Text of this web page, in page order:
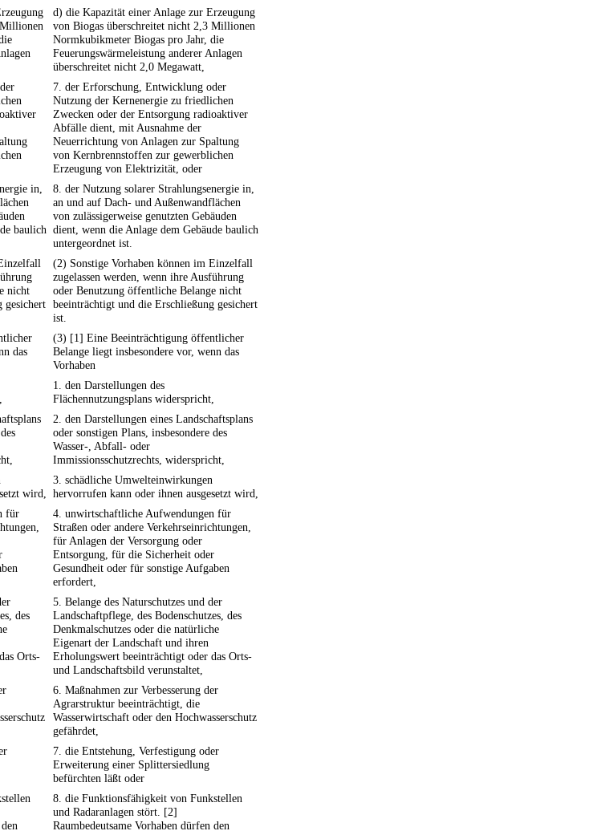
d) die Kapazität einer Anlage zur Erzeugung
von Biogas überschreitet nicht 2,3 Millionen
Normkubikmeter Biogas pro Jahr, die
Feuerungswärmeleistung anderer Anlagen
überschreitet nicht 2,0 Megawatt,
7. der Erforschung, Entwicklung oder
Nutzung der Kernenergie zu friedlichen
Zwecken oder der Entsorgung radioaktiver
Abfälle dient, mit Ausnahme der
Neuerrichtung von Anlagen zur Spaltung
von Kernbrennstoffen zur gewerblichen
Erzeugung von Elektrizität, oder
in,
baulich
8. der Nutzung solarer Strahlungsenergie in,
an und auf Dach- und Außenwandflächen
von zulässigerweise genutzten Gebäuden
dient, wenn die Anlage dem Gebäude baulich
untergeordnet ist.
nicht
gesichert
(2) Sonstige Vorhaben können im Einzelfall
zugelassen werden, wenn ihre Ausführung
oder Benutzung öffentliche Belange nicht
beeinträchtigt und die Erschließung gesichert
ist.
das
(3) [1] Eine Beeinträchtigung öffentlicher
Belange liegt insbesondere vor, wenn das
Vorhaben
1. den Darstellungen des
Flächennutzungsplans widerspricht,
2. den Darstellungen eines Landschaftsplans
oder sonstigen Plans, insbesondere des
Wasser-, Abfall- oder
Immissionsschutzrechts, widerspricht,
wird,
3. schädliche Umwelteinwirkungen
hervorrufen kann oder ihnen ausgesetzt wird,
für
4. unwirtschaftliche Aufwendungen für
Straßen oder andere Verkehrseinrichtungen,
für Anlagen der Versorgung oder
Entsorgung, für die Sicherheit oder
Gesundheit oder für sonstige Aufgaben
erfordert,
des
Orts-
5. Belange des Naturschutzes und der
Landschaftpflege, des Bodenschutzes, des
Denkmalschutzes oder die natürliche
Eigenart der Landschaft und ihren
Erholungswert beeinträchtigt oder das Orts-
und Landschaftsbild verunstaltet,
6. Maßnahmen zur Verbesserung der
Agrarstruktur beeinträchtigt, die
Wasserwirtschaft oder den Hochwasserschutz
gefährdet,
7. die Entstehung, Verfestigung oder
Erweiterung einer Splittersiedlung
befürchten läßt oder
8. die Funktionsfähigkeit von Funkstellen
und Radaranlagen stört. [2]
Raumbedeutsame Vorhaben dürfen den